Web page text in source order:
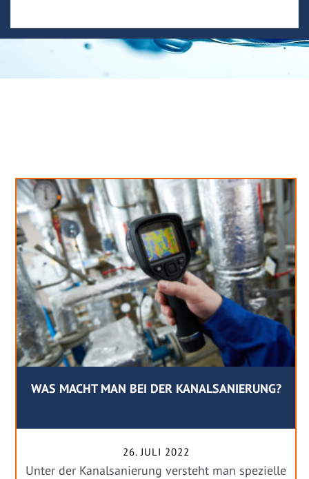
WAS MACHT MAN BEI DER KANALSANIERUNG?
26. JULI 2022
Unter der Kanalsanierung versteht man spezielle